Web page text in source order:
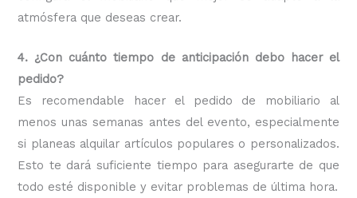
atmósfera que deseas crear.
4. ¿Con cuánto tiempo de anticipación debo hacer el
pedido?
Es recomendable hacer el pedido de mobiliario al
menos unas semanas antes del evento, especialmente
si planeas alquilar artículos populares o personalizados.
Esto te dará suficiente tiempo para asegurarte de que
todo esté disponible y evitar problemas de última hora.